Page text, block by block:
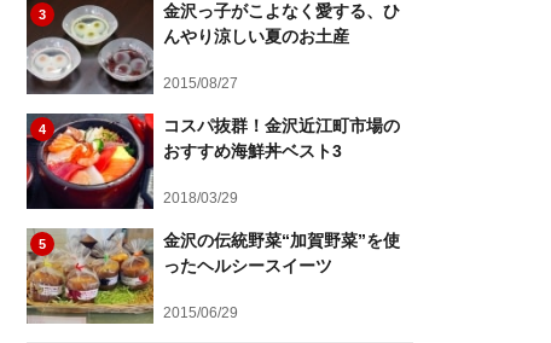
3
金沢っ子がこよなく愛する、ひ
んやり涼しい夏のお土産
2015/08/27
4
コスパ抜群！金沢近江町市場の
おすすめ海鮮丼ベスト3
2018/03/29
5
金沢の伝統野菜“加賀野菜”を使
ったヘルシースイーツ
2015/06/29